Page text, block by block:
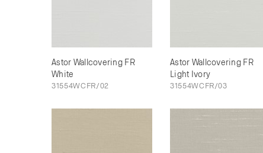
Astor Wallcovering FR
White
31554WCFR/02
Astor Wallcovering FR
Light Ivory
31554WCFR/03